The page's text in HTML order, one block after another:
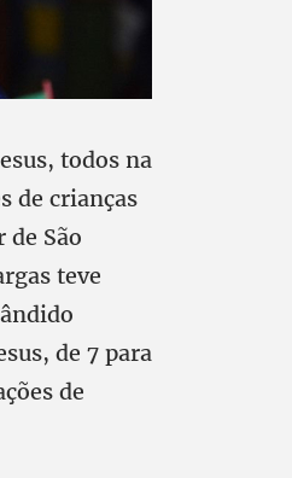
todos na
de crianças
São
teve
de 7 para
de